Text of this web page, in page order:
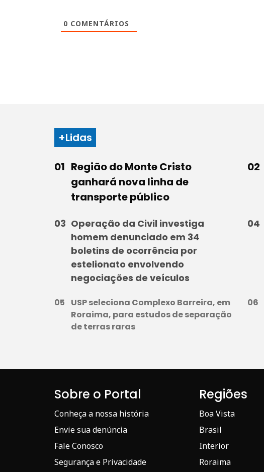
0 COMENTÁRIOS
+Lidas
Região do Monte Cristo
ganhará nova linha de
transporte público
Operação da Civil investiga
homem denunciado em 34
boletins de ocorrência por
estelionato envolvendo
negociações de veículos
USP seleciona Complexo Barreira, em
Roraima, para estudos de separação
de terras raras
Sobre o Portal
Conheça a nossa história
Envie sua denúncia
Fale Conosco
Segurança e Privacidade
Regiões
Boa Vista
Brasil
Interior
Roraima